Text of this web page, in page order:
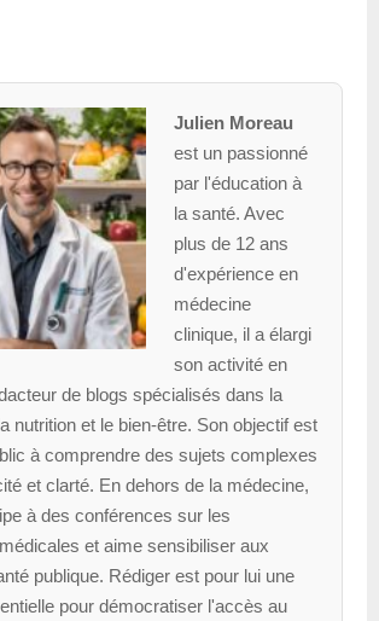
Julien Moreau
est un passionné
par l'éducation à
la santé. Avec
plus de 12 ans
d'expérience en
médecine
clinique, il a élargi
son activité en
de blogs spécialisés dans la
nutrition et le bien-être. Son objectif est
à comprendre des sujets complexes
et clarté. En dehors de la médecine,
à des conférences sur les
et aime sensibiliser aux
publique. Rédiger est pour lui une
pour démocratiser l'accès au